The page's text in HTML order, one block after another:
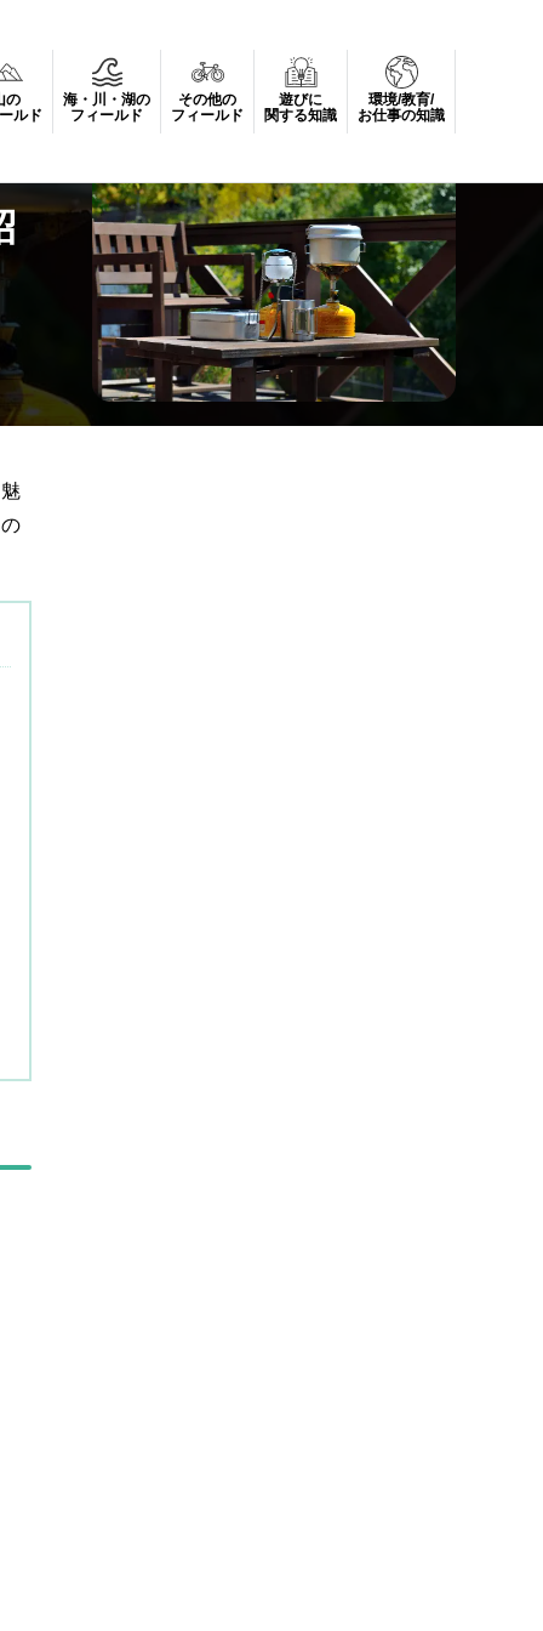
の
ルド
海・川・湖の
フィールド
その他の
フィールド
遊びに
関する知識
環境/教育/
お仕事の知識